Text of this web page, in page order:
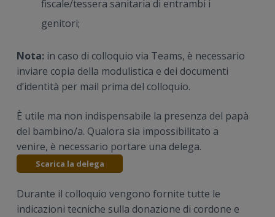
fiscale/tessera sanitaria di entrambi i
genitori;
Nota: in caso di colloquio via Teams, è necessario
inviare copia della modulistica e dei documenti
d’identità per mail prima del colloquio.
È utile ma non indispensabile la presenza del papà
del bambino/a. Qualora sia impossibilitato a
venire, è necessario portare una delega.
Scarica la delega
Durante il colloquio vengono fornite tutte le
indicazioni tecniche sulla donazione di cordone e